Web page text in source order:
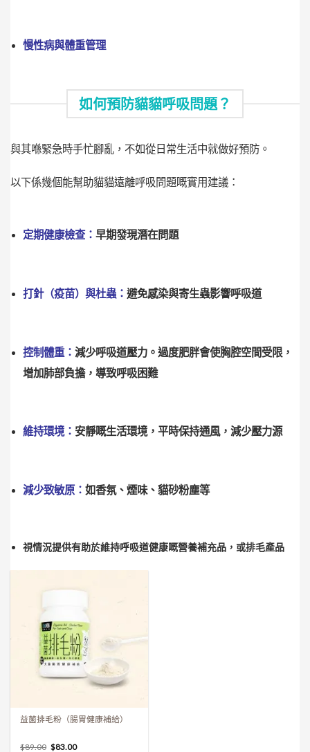
慢性病與體重管理
如何預防貓貓呼吸問題？
與其喺緊急時手忙腳亂，不如從日常生活中就做好預防。
以下係幾個能幫助貓貓遠離呼吸問題嘅實用建議：
定期健康檢查：早期發現潛在問題
打針（疫苗）與杜蟲：避免感染與寄生蟲影響呼吸道
控制體重：減少呼吸道壓力。過度肥胖會使胸腔空間受限，
增加肺部負擔，導致呼吸困難
維持環境： 安靜嘅生活環境，平時保持通風，減少壓力源
減少致敏原：如香氛、煙味、貓砂粉塵等
視情況提供有助於維持呼吸道健康嘅營養補充品 ，或排毛產品
益菌排毛粉（腸胃健康補給）
$89.00 $83.00